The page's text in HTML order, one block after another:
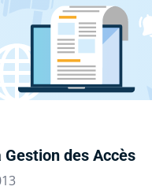
Gestion des Accès